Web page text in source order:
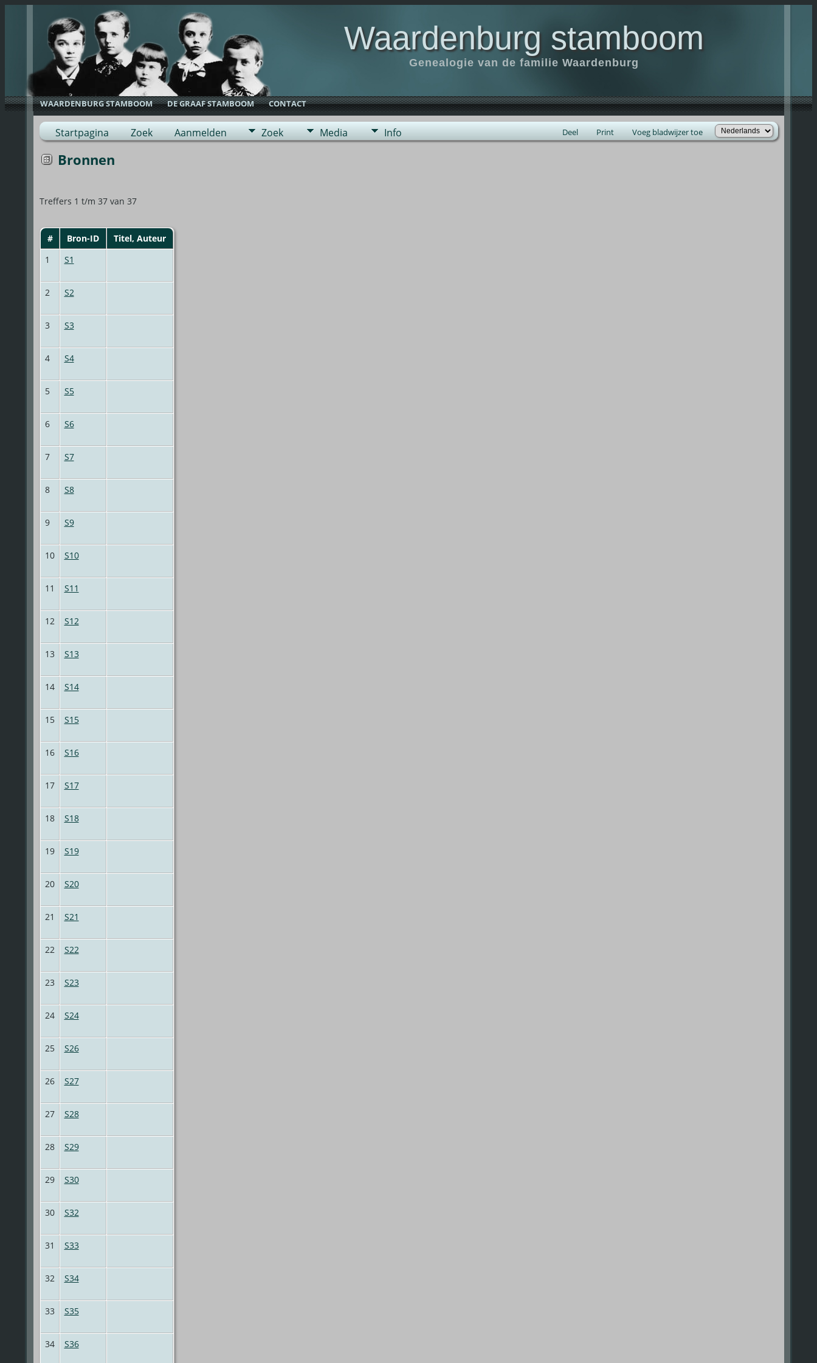
Waardenburg stamboom
Genealogie van de familie Waardenburg
WAARDENBURG STAMBOOM DE GRAAF STAMBOOM CONTACT
Startpagina Zoek Aanmelden Zoek Media Info Deel Print Voeg bladwijzer toe
Bronnen
Treffers 1 t/m 37 van 37
# Bron-ID
Titel, Auteur
1
S1
2 S2
3 S3
4 S4
5 S5
6 S6
7 S7
8 S8
9 S9
10 S10
11 S11
12 S12
13 S13
14 S14
15 S15
16 S16
17 S17
18 S18
19 S19
20 S20
21 S21
22 S22
23 S23
24 S24
25 S26
26 S27
27 S28
28 S29
29 S30
30 S32
31 S33
32 S34
33 S35
34 S36